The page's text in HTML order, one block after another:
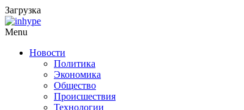
Загрузка
Menu
Новости
Политика
Экономика
Общество
Происшествия
Технологии